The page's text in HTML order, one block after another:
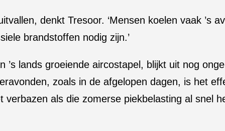
denkt Tresoor. ‘Mensen koelen vaak ’s
brandstoffen nodig zijn.’
’s lands groeiende aircostapel, blijkt uit nog
zoals in de afgelopen dagen, is het
verbazen als die zomerse piekbelasting al snel